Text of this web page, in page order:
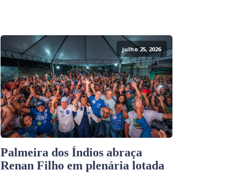
julho 25, 2026
Palmeira dos Índios abraça
Renan Filho em plenária lotada